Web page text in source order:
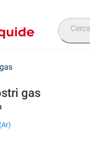
Cerca
gas